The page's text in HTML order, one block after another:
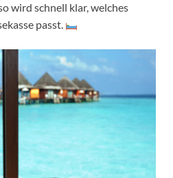
wird schnell klar, welches
passt.